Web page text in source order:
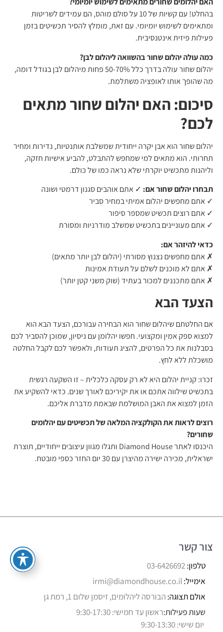
בהחלט! עם קשיות של 10 על סולם מוהס, הם עמידים לשריטות
ומתאימים לשימוש יומיומי. עם זאת, מומלץ להסיר תכשיטים בזמן
פעילות פיזית אינטנסיבית.
כמה עולה יהלום שחור בהשוואה ליהלום לבן?
יהלום שחור עולה בדרך כלל 50-70% פחות מיהלום לבן בגודל דומה,
מה שהופך אותו לאופציה משתלמת.
סיכום: האם יהלום שחור מתאים
לכם?
יהלום שחור הוא אבן יקרה ייחודית שמשלבת אותנטיות, נדירות ומחיר
תחרותי. הוא מתאים למי שמחפש להתבלט, להביע אישיות חזקה,
וליהנות מתכשיט יוקרתי שלא נראה כמו של כולם.
תבחרו יהלום שחור אם: ✓ אתם אוהבים סגנון דרמטי ושונה
✓ אתם מחפשים יהלום אמיתי במחיר סביר
✓ אתם רוצים תכשיט שמספר סיפור
✓ אתם מעוניינים בתכשיט שמשלב מודרניות ומסורת
כדאי להיזהר אם:
✗ אתם מחפשים נצנוץ מסורתי (יהלום לבן יותר מתאים)
✗ אתם לא מוכנים לשלם על תעודת אמינות
✗ אתם מתכננים למכור בעתיד (שוק משני קטן יותר)
הצעד הבא
אם החלטתם שיהלום שחור הוא הבחירה עבורכם, הצעד הבא הוא
למצוא ספק אמין ומקצועי. חפשו יהלומן עם ניסיון, שמוכן להסביר לכם
בסבלנות את כל הפרטים, להציג תעודות, ולאפשר לכם לקבל החלטה
מושכלת ללא לחץ.
זכרו: קניית יהלום היא לא רק עסקה כלכלית – זו השקעה רגשית
בתכשיט שילווה אתכם או את יקיריכם לאורך שנים. כדאי להשקיע את
הזמן למצוא את האבן המושלמת שבאמת מדברת אליכם.
רוצים לראות את הקולקציה המלאה של תכשיטים עם יהלומים
שחורים?
היכנסו לאתר Diamond House ותגלו מגוון עיצובים ייחודיים, תוצרת
ישראלית, מכירה ישירה מהיצרן עם 30 יום החזר כספי מובטח.
צור קשר
טלפון:03-6426692
אימייל:irmi@diamondhouse.co.il
אולם תצוגה: הבורסה ליהלומים, זיסמן שלום 1, רמת גן
שעות פעילות:ראשון עד חמישי: 9:30-17:30
יום שישי: 9:30-13:30